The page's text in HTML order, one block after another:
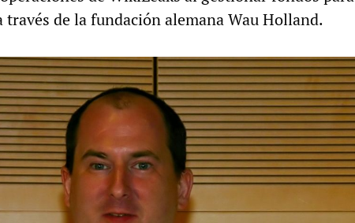
de la fundación alemana Wau Holland.